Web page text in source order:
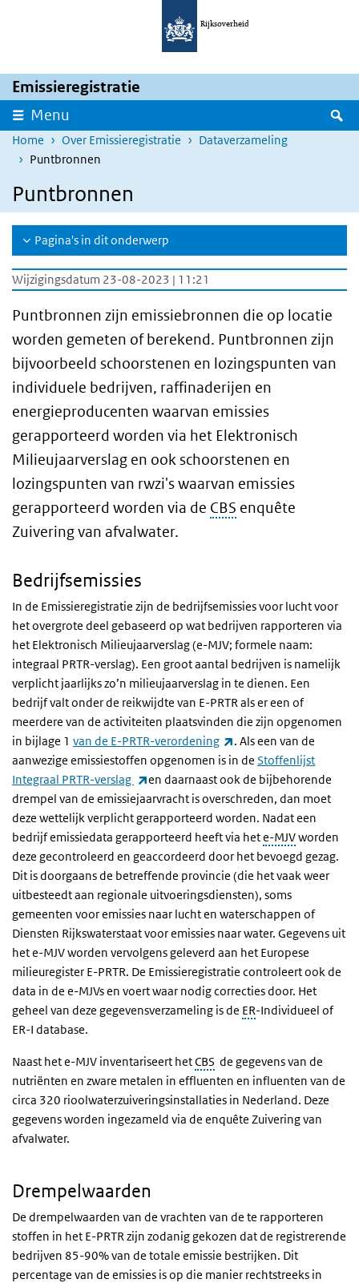
Overslaan en naar de inhoud gaan
Rijksoverheid
Emissieregistratie
Menu
Home Over Emissieregistratie
Dataverzameling
Puntbronnen
Puntbronnen
Pagina's in dit onderwerp
Wijzigingsdatum 23-08-2023 | 11:21
Puntbronnen zijn emissiebronnen die op locatie
worden gemeten of berekend. Puntbronnen zijn
bijvoorbeeld schoorstenen en lozingspunten van
individuele bedrijven, raffinaderijen en
energieproducenten waarvan emissies
gerapporteerd worden via het Elektronisch
Milieujaarverslag en ook schoorstenen en
lozingspunten van rwzi's waarvan emissies
gerapporteerd worden via de CBS enquête
Zuivering van afvalwater.
Bedrijfsemissies
In de Emissieregistratie zijn de bedrijfsemissies voor lucht voor
het overgrote deel gebaseerd op wat bedrijven rapporteren via
het Elektronisch Milieujaarverslag (e-MJV; formele naam:
integraal PRTR-verslag). Een groot aantal bedrijven is namelijk
verplicht jaarlijks zo’n milieujaarverslag in te dienen. Een
bedrijf valt onder de reikwijdte van E-PRTRals er een of
meerdere van de activiteiten plaatsvinden die zijn opgenomen
in bijlage 1 van de E-PRTR-verordening (externe link)
. Als een van de
aanwezige emissiestoffen opgenomen is in de Stoffenlijst
Integraal PRTR-verslag
(externe link)
en daarnaast ook de bijbehorende
drempel van de emissiejaarvracht is overschreden, dan moet
deze wettelijk verplicht gerapporteerd worden. Nadat een
bedrijf emissiedata gerapporteerd heeft via hete-MJVworden
deze gecontroleerd en geaccordeerd door het bevoegd gezag.
Dit is doorgaans de betreffende provincie (die het vaak weer
uitbesteedt aan regionale uitvoeringsdiensten), soms
gemeenten voor emissies naar lucht en waterschappen of
Diensten Rijkswaterstaat voor emissies naar water. Gegevens uit
het e-MJV worden vervolgens geleverd aan het Europese
milieuregister E-PRTR. De Emissieregistratie controleert ook de
data in de e-MJVs en voert waar nodig correcties door. Het
geheel van deze gegevensverzameling is de ER-Individueel of
ER-I database.
Naast het e-MJV inventariseert hetCBS de gegevens van de
nutriënten en zware metalen in effluenten en influenten van de
circa 320 rioolwaterzuiveringsinstallaties in Nederland. Deze
gegevens worden ingezameld via de enquête Zuivering van
afvalwater.
Drempelwaarden
De drempelwaarden van de vrachten van de te rapporteren
stoffen in het E-PRTR zijn zodanig gekozen dat de registrerende
bedrijven 85-90% van de totale emissie bestrijken. Dit
percentage van de emissies is op die manier rechtstreeks in